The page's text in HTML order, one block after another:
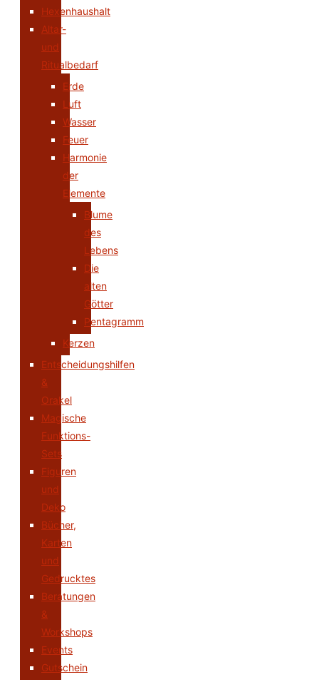
Hexenhaushalt
Altar-
und
Ritualbedarf
Erde
Luft
Wasser
Feuer
Harmonie
der
Elemente
Blume
des
Lebens
Die
alten
Götter
Pentagramm
Kerzen
Entscheidungshilfen
&
Orakel
Magische
Funktions-
Sets
Figuren
und
Deko
Bücher,
Karten
und
Gedrucktes
Beratungen
&
Workshops
Events
Gutschein